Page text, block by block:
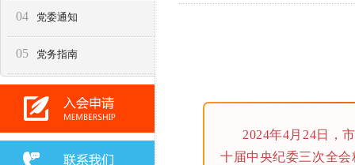
04 党委通知
05 党务指南
2024年4月24日，
十届中央纪委三次全